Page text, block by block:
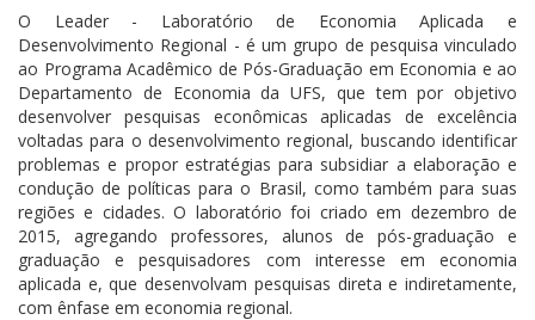
O Leader - Laboratório de Economia Aplicada e
Desenvolvimento Regional - é um grupo de pesquisa vinculado
ao Programa Acadêmico de Pós-Graduação em Economia e ao
Departamento de Economia da UFS, que tem por objetivo
desenvolver pesquisas econômicas aplicadas de excelência
voltadas para o desenvolvimento regional, buscando identificar
problemas e propor estratégias para subsidiar a elaboração e
condução de políticas para o Brasil, como também para suas
regiões e cidades. O laboratório foi criado em dezembro de
2015, agregando professores, alunos de pós-graduação e
graduação e pesquisadores com interesse em economia
aplicada e, que desenvolvam pesquisas direta e indiretamente,
com ênfase em economia regional.